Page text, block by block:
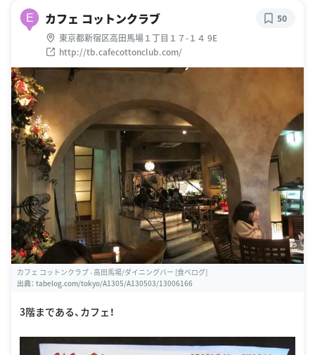
E カフェ コットンクラブ
東京都新宿区高田馬場１丁目１７-１４ 9E
http://tb.cafecottonclub.com/
50
カフェ コットンクラブ - 高田馬場/ダイニングバー [食べログ]
出典： tabelog.com/tokyo/A1305/A130503/13006166
3階まである、カフェ！